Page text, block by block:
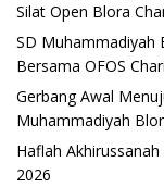
Silat Open Blora
SD Muhammadiyah
Bersama OFOS
Gerbang Awal
Muhammadiyah
Haflah
2026